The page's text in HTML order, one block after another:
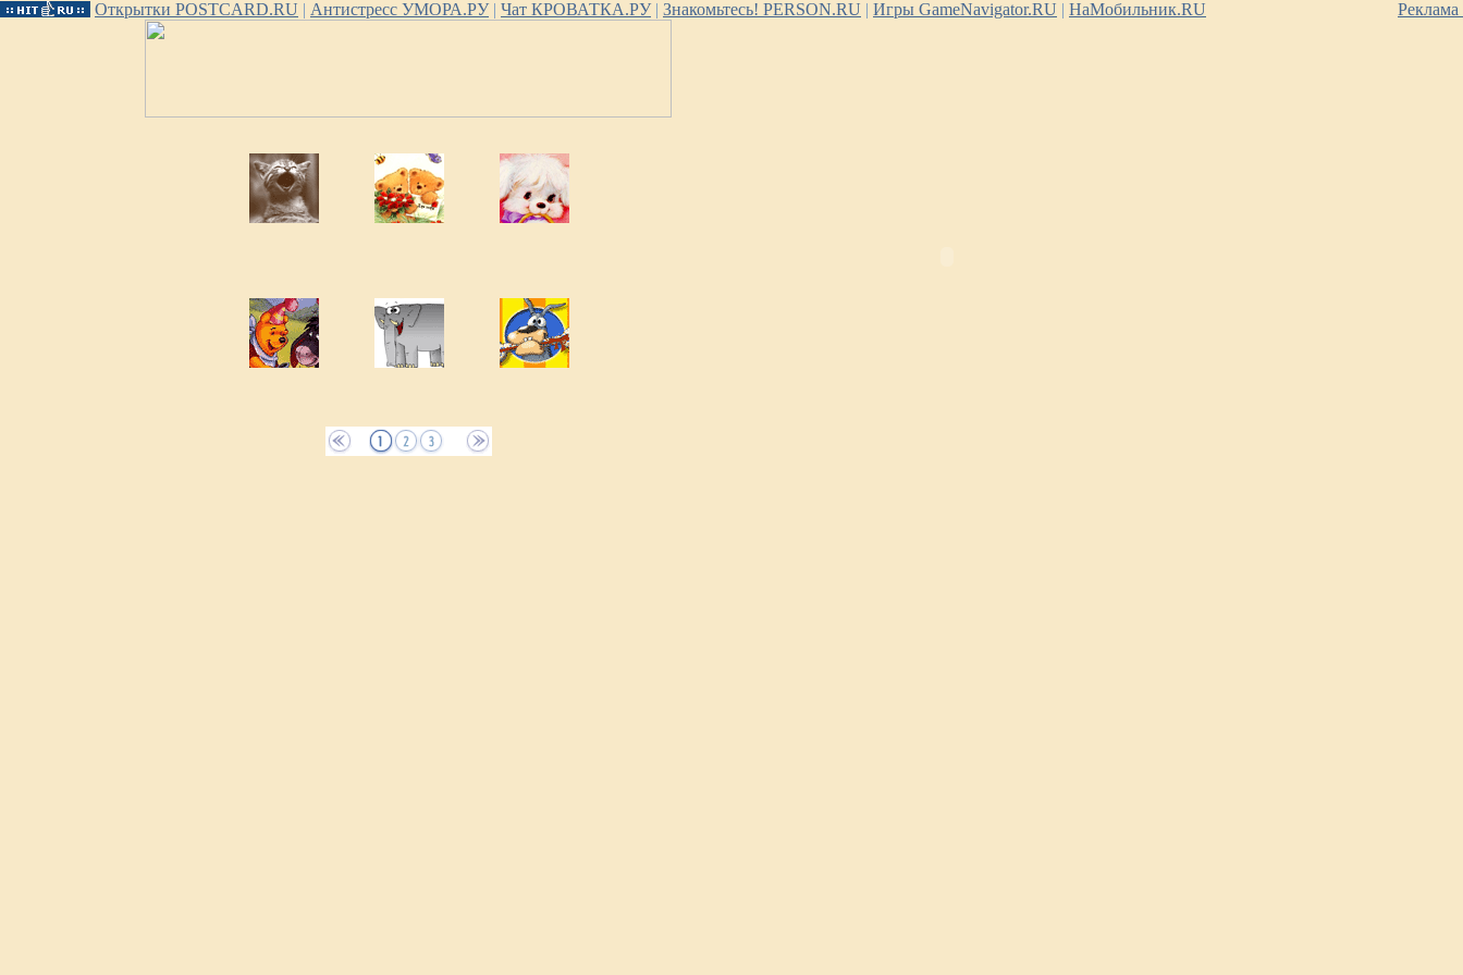
Открытки POSTCARD.RU | Антистресс УМОРА.РУ| Чат КРОВАТКА.РУ| Знакомьтесь! PERSON.RU | Игры GameNavigator.RU | НаМобильник.RU Реклама